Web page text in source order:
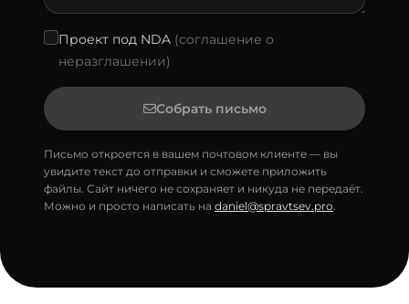
Проект под NDA (соглашение о
неразглашении)
Собрать письмо
Письмо откроется в вашем почтовом клиенте — вы
увидите текст до отправки и сможете приложить
файлы. Сайт ничего не сохраняет и никуда не передаёт.
Можно и просто написать на daniel@spravtsev.pro.